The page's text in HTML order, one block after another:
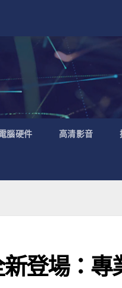
腦硬件 高清影音
登場：專